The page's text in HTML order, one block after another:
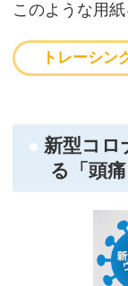
このような用
トレーシン
新型コロ
る「頭